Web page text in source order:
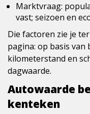
Marktvraag:
vast; seizoen en
Die factoren zie je
pagina: op basis
kilometerstand en
dagwaarde.
Autowaarde
kenteken